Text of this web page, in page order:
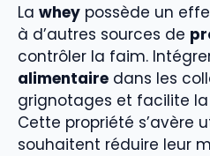
La whey possède un
à d’autres sources de
contrôler la faim.
alimentaire dans les
grignotages et facilite
Cette propriété s’avère
souhaitent réduire leur